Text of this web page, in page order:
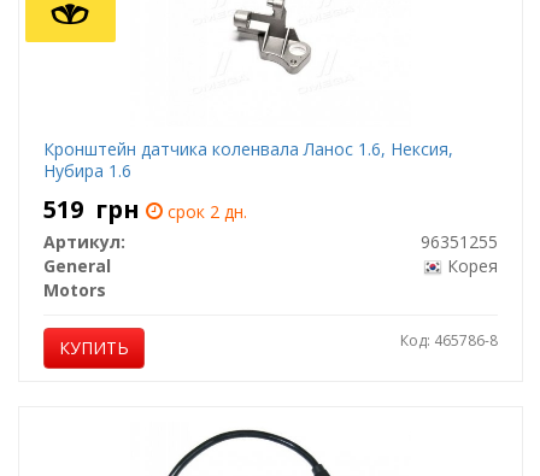
Кронштейн датчика коленвала Ланос 1.6, Нексия,
Нубира 1.6
519 грн
срок 2 дн.
Артикул:
96351255
General
Motors
Корея
КУПИТЬ Код: 465786-8